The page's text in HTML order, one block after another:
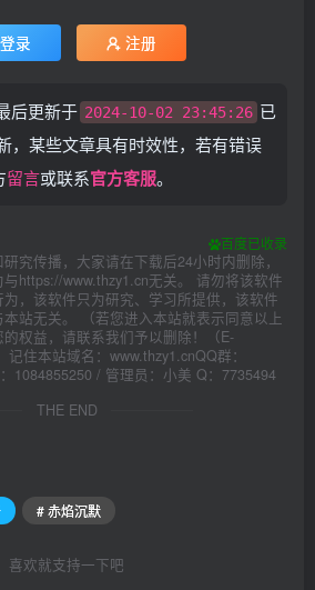
登录 注册
后更新于 2024-10-02 23:45:26 已
，某些文章具有时效性，若有错误
留言或联系官方客服。
百度已收录
究传播，大家请在下载后24小时内删除，
https://www.thzy1.cn无关。 请勿将该软件
，该软件只为研究、学习所提供，该软件
站无关。 （若您进入本站就表示同意以上
权益，请联系我们予以删除！（E-
住本站域名：www.thzy1.cnQQ群：
1084855250 / 管理员：小美 Q：7735494
THE END
# 赤焰沉默
喜欢就支持一下吧